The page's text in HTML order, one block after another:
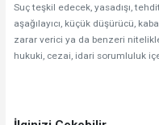
Suç teşkil edecek, yasadışı,
aşağılayıcı, küçük düşürücü,
zarar verici ya da benzeri
hukuki, cezai, idari sorumluluk